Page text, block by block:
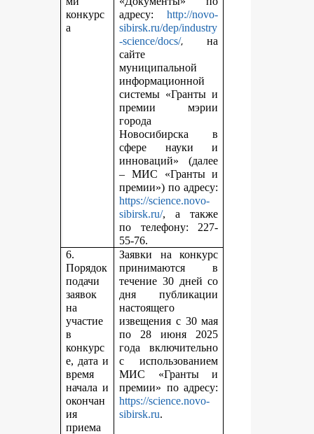
конкурс
а
адресу:http://novo-
sibirsk.ru/dep/industry
-science/docs/,на
сайте
муниципальной
информационной
системы «Гранты и
премии мэрии
города
Новосибирска в
сфере науки и
инноваций» (далее
– МИС «Гранты и
премии») по адресу:
https://science.novo-
sibirsk.ru/, а также
по телефону: 227-
55-76.
6.
Порядок
подачи
заявок
на
участие
в
конкурс
е, дата и
время
начала и
окончан
ия
приема
Заявки на конкурс
принимаются в
течение 30 дней со
дня публикации
настоящего
извещения с 30 мая
по 28 июня 2025
года включительно
с использованием
МИС «Гранты и
премии» по адресу:
https://science.novo-
sibirsk.ru.